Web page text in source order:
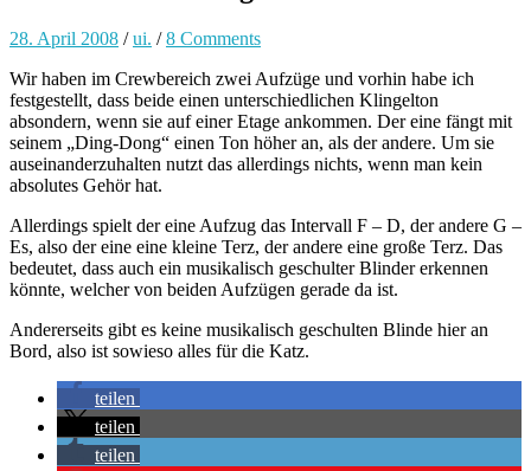
28. April 2008 /ui. /8 Comments
Wir haben im Crewbereich zwei Aufzüge und vorhin habe ich
festgestellt, dass beide einen unterschiedlichen Klingelton
absondern, wenn sie auf einer Etage ankommen. Der eine fängt mit
seinem „Ding-Dong“ einen Ton höher an, als der andere. Um sie
auseinanderzuhalten nutzt das allerdings nichts, wenn man kein
absolutes Gehör hat.
Allerdings spielt der eine Aufzug das Intervall F – D, der andere G –
Es, also der eine eine kleine Terz, der andere eine große Terz. Das
bedeutet, dass auch ein musikalisch geschulter Blinder erkennen
könnte, welcher von beiden Aufzügen gerade da ist.
Andererseits gibt es keine musikalisch geschulten Blinde hier an
Bord, also ist sowieso alles für die Katz.
teilen
teilen
teilen